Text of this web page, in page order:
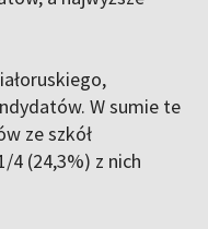
W sumie te
ze szkół
4 (24,3%) z nich